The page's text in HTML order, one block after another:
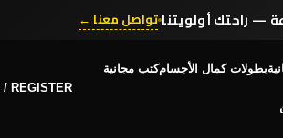
بطولات كمال الأجسامكتب مجانية
/ REGISTER
— راحتك أولويتناتواصل معنا ←